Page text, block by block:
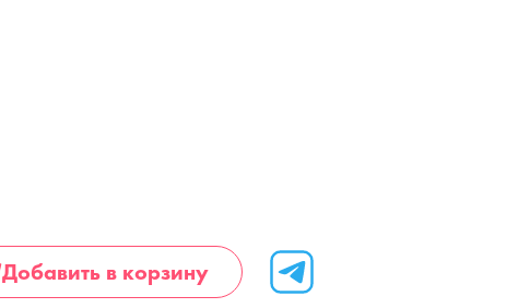
Добавить в корзину